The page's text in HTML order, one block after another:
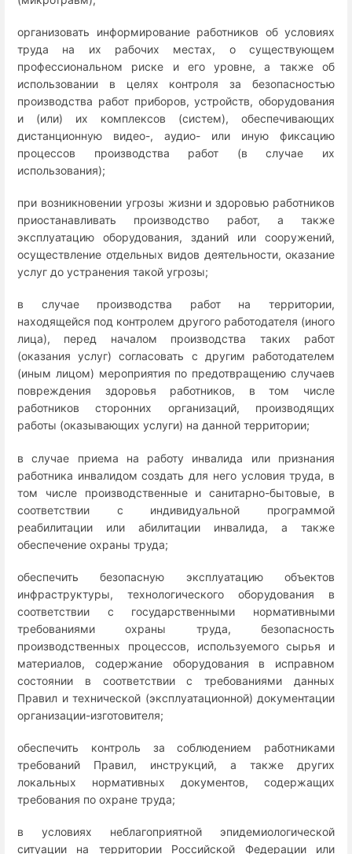
организовать информирование работников об условиях
труда на их рабочих местах, о существующем
профессиональном риске и его уровне, а также об
использовании в целях контроля за безопасностью
производства работ приборов, устройств, оборудования
и (или) их комплексов (систем), обеспечивающих
дистанционную видео-, аудио- или иную фиксацию
процессов производства работ (в случае их
использования);
при возникновении угрозы жизни и здоровью работников
приостанавливать производство работ, а также
эксплуатацию оборудования, зданий или сооружений,
осуществление отдельных видов деятельности, оказание
услуг до устранения такой угрозы;
в случае производства работ на территории,
находящейся под контролем другого работодателя (иного
лица), перед началом производства таких работ
(оказания услуг) согласовать с другим работодателем
(иным лицом) мероприятия по предотвращению случаев
повреждения здоровья работников, в том числе
работников сторонних организаций, производящих
работы (оказывающих услуги) на данной территории;
в случае приема на работу инвалида или признания
работника инвалидом создать для него условия труда, в
том числе производственные и санитарно-бытовые, в
соответствии с индивидуальной программой
реабилитации или абилитации инвалида, а также
обеспечение охраны труда;
обеспечить безопасную эксплуатацию объектов
инфраструктуры, технологического оборудования в
соответствии с государственными нормативными
требованиями охраны труда, безопасность
производственных процессов, используемого сырья и
материалов, содержание оборудования в исправном
состоянии в соответствии с требованиями данных
Правил и технической (эксплуатационной) документации
организации-изготовителя;
обеспечить контроль за соблюдением работниками
требований Правил, инструкций, а также других
локальных нормативных документов, содержащих
требования по охране труда;
в условиях неблагоприятной эпидемиологической
ситуации на территории Российской Федерации или